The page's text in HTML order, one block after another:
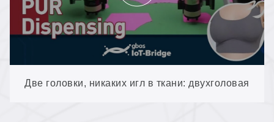
Две головки, никаких игл в ткани: двухголовая